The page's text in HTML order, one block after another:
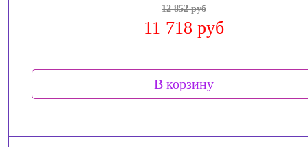
12 852 руб
11 718 руб
В корзину